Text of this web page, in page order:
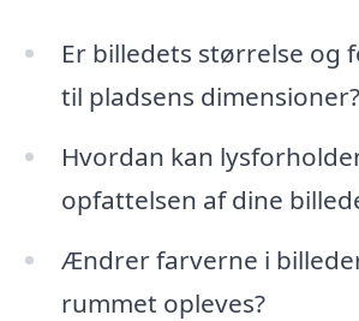
Er billedets størrelse og
til pladsens dimensioner?
Hvordan kan
opfattelsen af dine
Ændrer farverne i
rummet opleves?